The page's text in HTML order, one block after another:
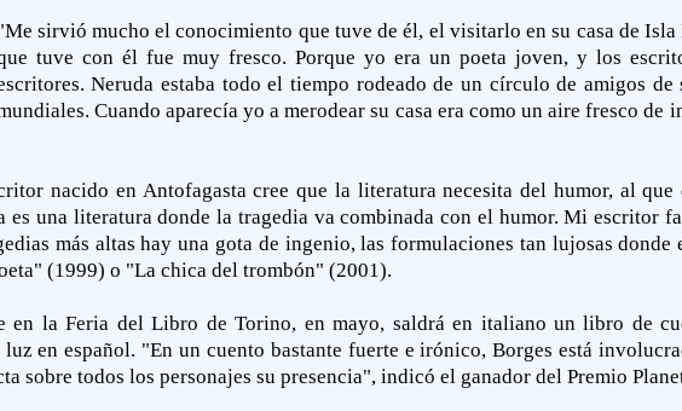
sirvió mucho el conocimiento que tuve de él, el visitarlo en su casa de
tuve con él fue muy fresco. Porque yo era un poeta joven, y los
Neruda estaba todo el tiempo rodeado de un círculo de amigos
Cuando aparecía yo a merodear su casa era como un aire fresco
nacido en Antofagasta cree que la literatura necesita del humor, al
es una literatura donde la tragedia va combinada con el humor. Mi escritor
más altas hay una gota de ingenio, las formulaciones tan lujosas
(1999) o "La chica del trombón" (2001).
en la Feria del Libro de Torino, en mayo, saldrá en italiano un libro de
en español. "En un cuento bastante fuerte e irónico, Borges está
sobre todos los personajes su presencia", indicó el ganador del Premio